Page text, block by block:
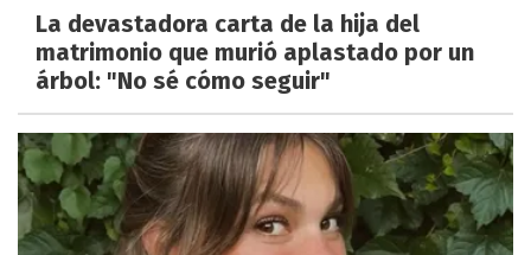
La devastadora carta de la hija del
matrimonio que murió aplastado por un
árbol: "No sé cómo seguir"